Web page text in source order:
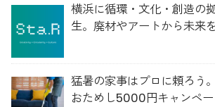
横浜に循環・文化・創造の
生。廃材やアートから未来
猛暑の家事はプロに頼ろう
おためし5000円キャンペ